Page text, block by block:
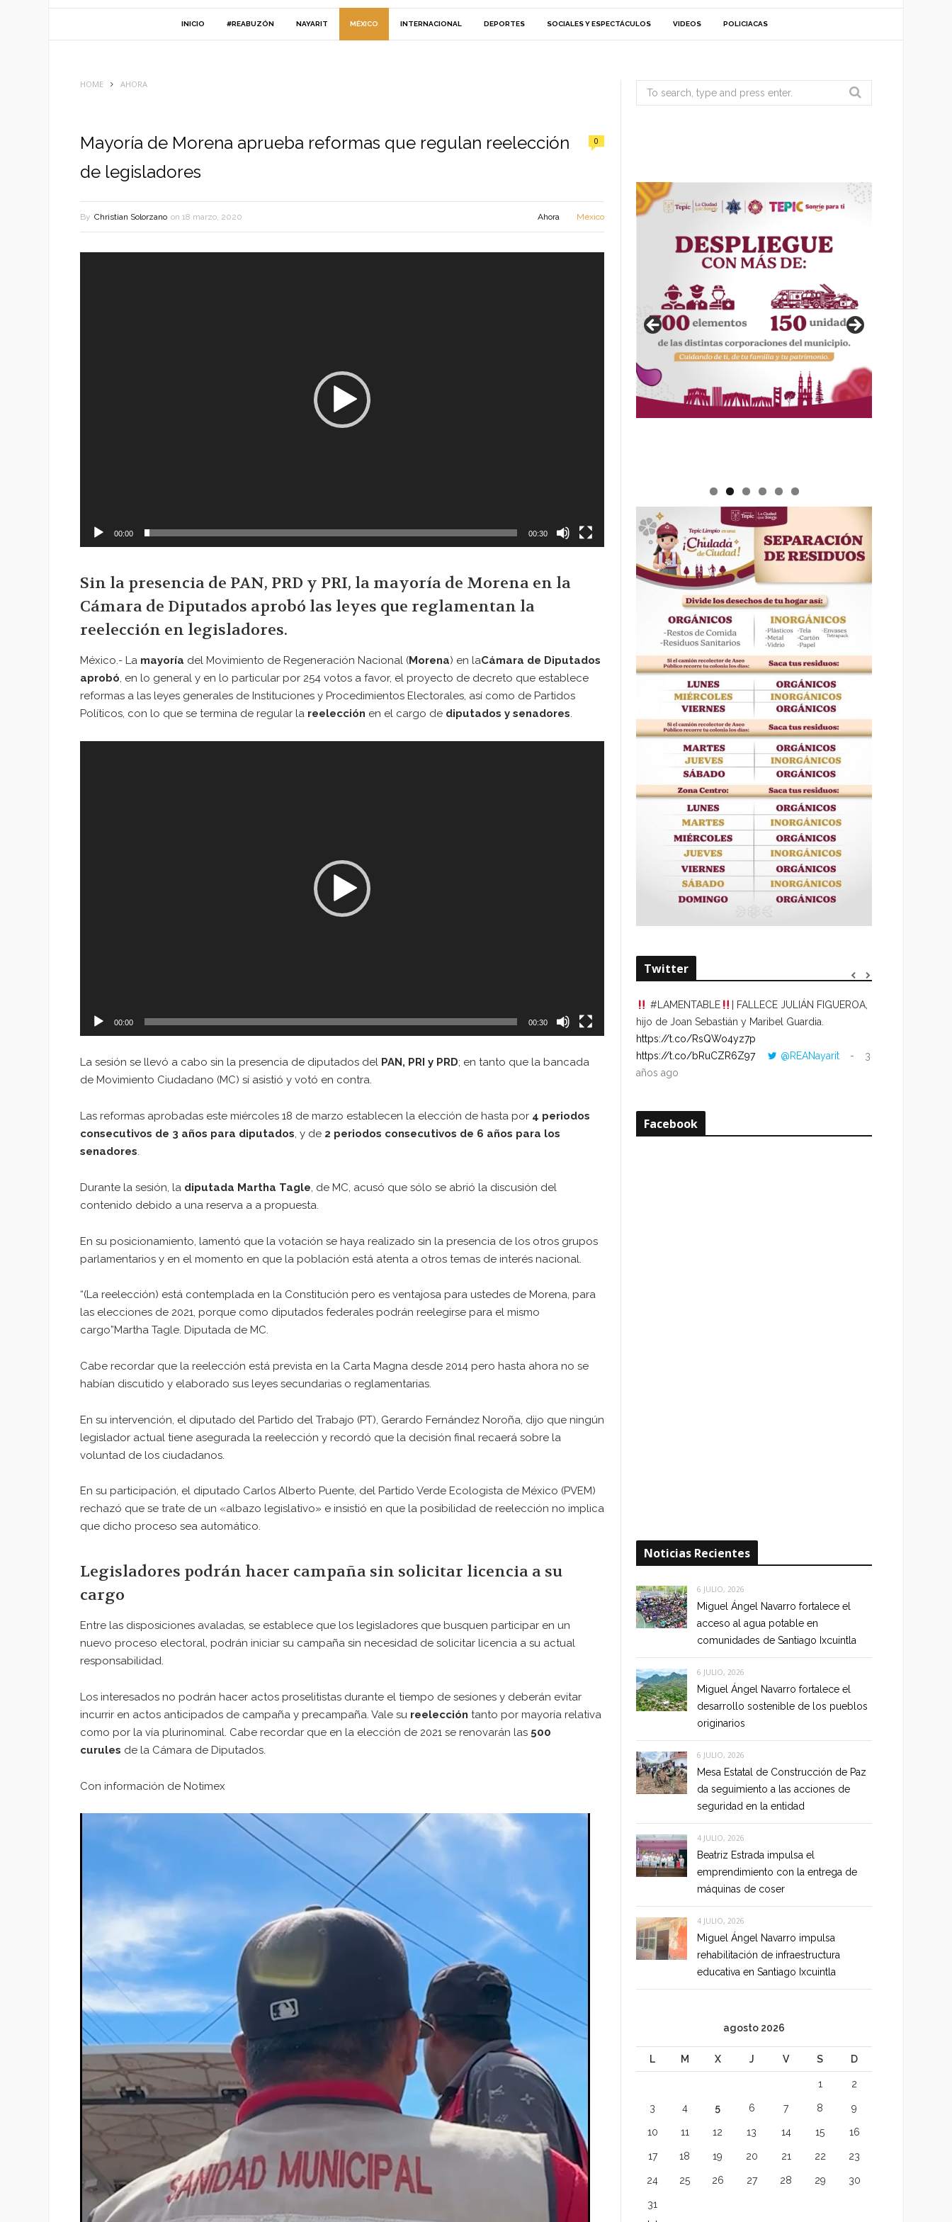
INICIO #REABUZÓN NAYARIT MÉXICO INTERNACIONAL DEPORTES SOCIALES Y ESPECTÁCULOS VIDEOS POLICIACAS
HOME AHORA
Mayoría de Morena aprueba reformas que regulan reelección
de legisladores
0
By Christian Solorzano on 18 marzo, 2020 Ahora México
00:00 00:30
Sin la presencia de PAN, PRD y PRI, la mayoría de Morena en la
Cámara de Diputados aprobó las leyes que reglamentan la
reelección en legisladores.
México.- La mayoría del Movimiento de Regeneración Nacional (Morena) en laCámara de Diputados
aprobó, en lo general y en lo particular por 254 votos a favor, el proyecto de decreto que establece
reformas a las leyes generales de Instituciones y Procedimientos Electorales, así como de Partidos
Políticos, con lo que se termina de regular la reelección en el cargo de diputados y senadores.
00:00 00:30
La sesión se llevó a cabo sin la presencia de diputados del PAN, PRI y PRD; en tanto que la bancada
de Movimiento Ciudadano (MC) sí asistió y votó en contra.
Las reformas aprobadas este miércoles 18 de marzo establecen la elección de hasta por 4 periodos
consecutivos de 3 años para diputados, y de 2 periodos consecutivos de 6 años para los
senadores.
Durante la sesión, la diputada Martha Tagle, de MC, acusó que sólo se abrió la discusión del
contenido debido a una reserva a a propuesta.
En su posicionamiento, lamentó que la votación se haya realizado sin la presencia de los otros grupos
parlamentarios y en el momento en que la población está atenta a otros temas de interés nacional.
“(La reelección) está contemplada en la Constitución pero es ventajosa para ustedes de Morena, para
las elecciones de 2021, porque como diputados federales podrán reelegirse para el mismo
cargo”Martha Tagle. Diputada de MC.
Cabe recordar que la reelección está prevista en la Carta Magna desde 2014 pero hasta ahora no se
habían discutido y elaborado sus leyes secundarias o reglamentarias.
En su intervención, el diputado del Partido del Trabajo (PT), Gerardo Fernández Noroña, dijo que ningún
legislador actual tiene asegurada la reelección y recordó que la decisión final recaerá sobre la
voluntad de los ciudadanos.
En su participación, el diputado Carlos Alberto Puente, del Partido Verde Ecologista de México (PVEM)
rechazó que se trate de un «albazo legislativo» e insistió en que la posibilidad de reelección no implica
que dicho proceso sea automático.
Legisladores podrán hacer campaña sin solicitar licencia a su
cargo
Entre las disposiciones avaladas, se establece que los legisladores que busquen participar en un
nuevo proceso electoral, podrán iniciar su campaña sin necesidad de solicitar licencia a su actual
responsabilidad.
Los interesados no podrán hacer actos proselitistas durante el tiempo de sesiones y deberán evitar
incurrir en actos anticipados de campaña y precampaña. Vale su reelección tanto por mayoría relativa
como por la vía plurinominal. Cabe recordar que en la elección de 2021 se renovarán las 500
curules de la Cámara de Diputados.
Con información de Notimex
Reproductor
Search
for:
Twitter
#LAMENTABLE
| FALLECE JULIÁN FIGUEROA,
hijo de Joan Sebastián y Maribel Guardia.
https://t.co/RsQWo4yz7p
https://t.co/bRuCZR6Z97
@REANayarit
3
años ago
Facebook
Noticias Recientes
6 JULIO, 2026
Miguel Ángel Navarro fortalece el
acceso al agua potable en
comunidades de Santiago Ixcuintla
6 JULIO, 2026
Miguel Ángel Navarro fortalece el
desarrollo sostenible de los pueblos
originarios
6 JULIO, 2026
Mesa Estatal de Construcción de Paz
da seguimiento a las acciones de
seguridad en la entidad
4 JULIO, 2026
Beatriz Estrada impulsa el
emprendimiento con la entrega de
máquinas de coser
4 JULIO, 2026
Miguel Ángel Navarro impulsa
rehabilitación de infraestructura
educativa en Santiago Ixcuintla
agosto 2026
L M X J V S D
1 2
3 4 5 6 7 8 9
10 11 12 13 14 15 16
17 18 19 20 21 22 23
24 25 26 27 28 29 30
31